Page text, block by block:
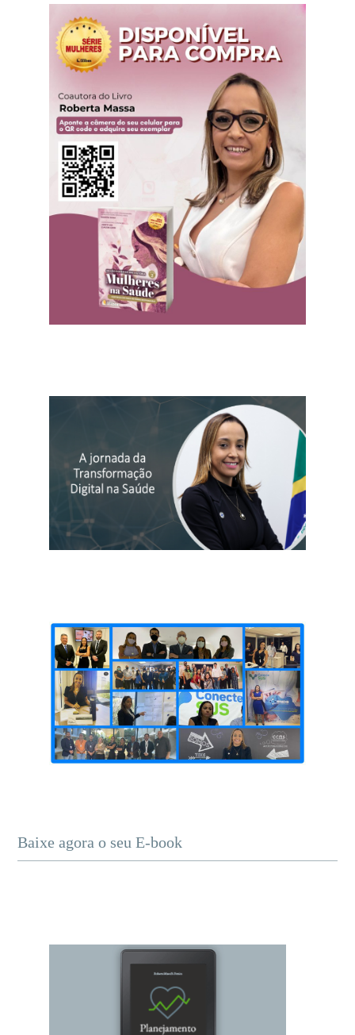
Baixe agora o seu E-book